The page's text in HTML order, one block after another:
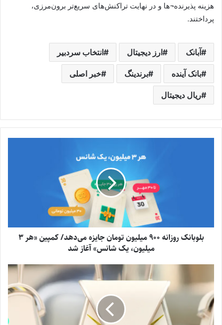
هزینه پذیرنده¬ها و در نهایت تراکنش‌های سریع‌تر برون‌مرزی،
پرداختند.
آبانک ارز دیجیتال انتخاب سردبیر
بانک آینده برندینگ خبر اصلی
ریال دیجیتال
بلوبانک روزانه 900 میلیون تومان جایزه می‌دهد/ کمپین «هر 3
میلیون، یک شانس» آغاز شد